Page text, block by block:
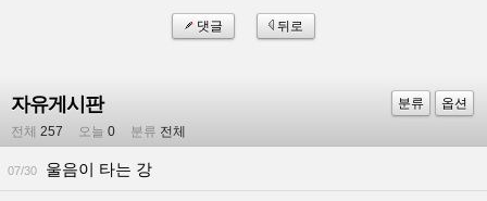
댓글 뒤로
자유게시판 분류
옵션
전체 257 오늘 0 분류 전체
07/30 울음이 타는 강